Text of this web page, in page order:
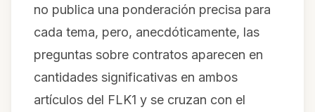
no publica una ponderación precisa para
cada tema, pero, anecdóticamente, las
preguntas sobre contratos aparecen en
cantidades significativas en ambos
artículos del FLK1 y se cruzan con el